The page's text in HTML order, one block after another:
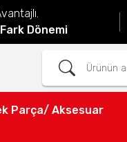
Dönemi
Parça/ Aksesuar